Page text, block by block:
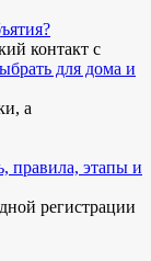
контакт с
для дома и
а
правила, этапы и
регистрации